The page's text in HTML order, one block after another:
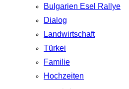
Bulgarien Esel Rallye
Dialog
Landwirtschaft
Türkei
Familie
Hochzeiten